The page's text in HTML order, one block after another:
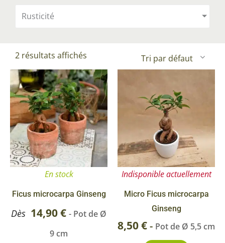
Rusticité
2 résultats affichés
En stock
Ficus microcarpa Ginseng
Dès 14,90€ - Pot de Ø
9 cm
Ce
a
plusieurs
variations.
Les
options
peuvent
sur
Indisponible actuellement
Micro Ficus microcarpa
Ginseng
8,50€- Pot de Ø 5,5 cm